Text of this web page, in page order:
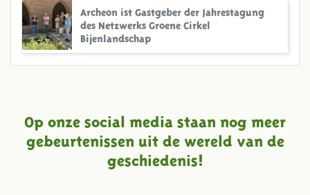
Archeon ist Gastgeber der Jahrestagung
des Netzwerks Groene Cirkel
Bijenlandschap
Op onze social media staan nog meer
gebeurtenissen uit de wereld van de
geschiedenis!